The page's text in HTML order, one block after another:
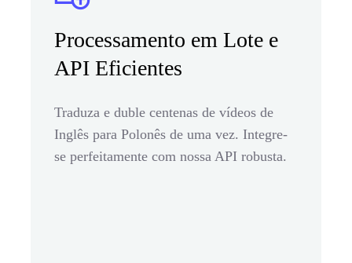
Processamento em Lote e
API Eficientes
Traduza e duble centenas de vídeos de
Inglês para Polonês de uma vez. Integre-
se perfeitamente com nossa API robusta.